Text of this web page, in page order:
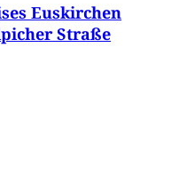
Euskirchen
Straße